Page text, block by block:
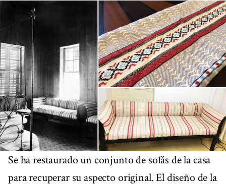
Se ha restaurado un conjunto de sofás de la casa
para recuperar su aspecto original. El diseño de la